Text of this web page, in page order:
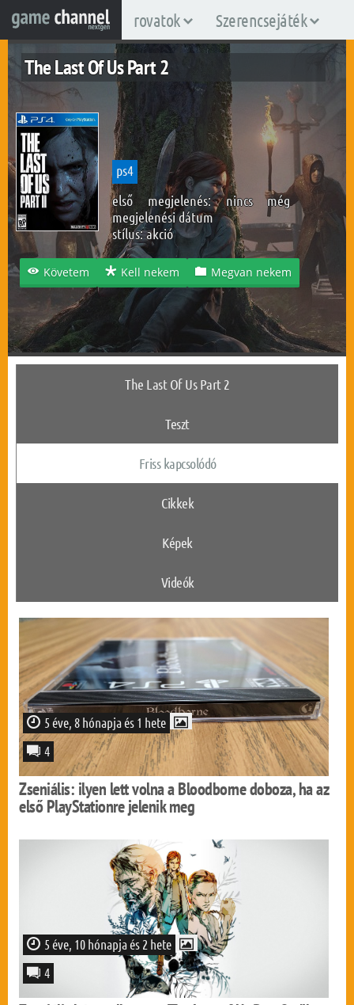
rovatok Szerencsejáték
The Last Of Us Part 2
ps4
első megjelenés: nincs még
megjelenési dátum
stílus:akció
Követem Kell nekem Megvan nekem
The Last Of Us Part 2
Teszt
Friss kapcsolódó
Cikkek
Képek
Videók
5 éve, 8 hónapja és 1 hete
4
Zseniális: ilyen lett volna a Bloodborne doboza, ha az
első PlayStationre jelenik meg
5 éve, 10 hónapja és 2 hete
4